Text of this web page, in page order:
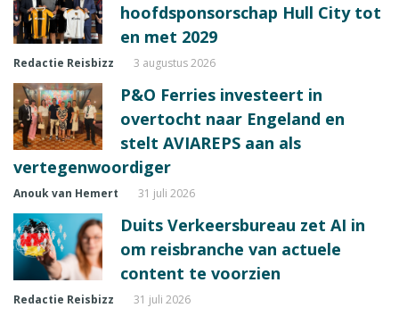
hoofdsponsorschap Hull City tot
en met 2029
Redactie Reisbizz 3 augustus 2026
P&O Ferries investeert in
overtocht naar Engeland en
stelt AVIAREPS aan als
vertegenwoordiger
Anouk van Hemert 31 juli 2026
Duits Verkeersbureau zet AI in
om reisbranche van actuele
content te voorzien
Redactie Reisbizz 31 juli 2026